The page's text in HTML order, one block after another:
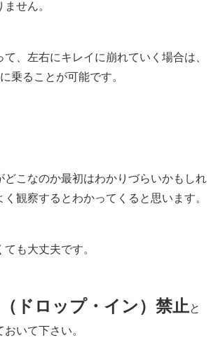
せん。
、左右にキレイに崩れていく場合は、
乗ることが可能です。
どこなのか最初はわかりづらいかもしれ
く観察するとわかってくると思います。
も大丈夫です。
ドロップ・イン）禁止と
いて下さい。